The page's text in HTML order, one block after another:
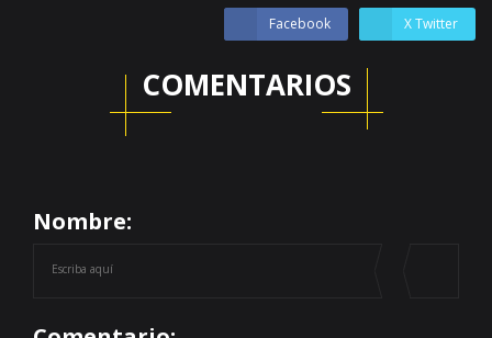
Facebook X Twitter
COMENTARIOS
Nombre: